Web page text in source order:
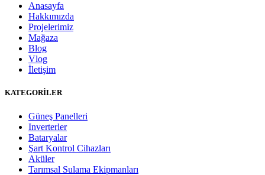
Anasayfa
Hakkımızda
Projelerimiz
Mağaza
Blog
Vlog
İletişim
KATEGORİLER
Güneş Panelleri
Inverterler
Bataryalar
Şart Kontrol Cihazları
Aküler
Tarımsal Sulama Ekipmanları